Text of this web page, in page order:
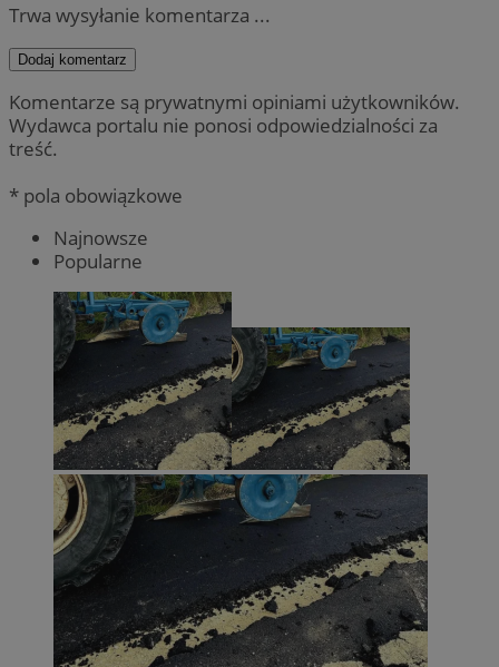
Trwa wysyłanie komentarza ...
Dodaj komentarz
Komentarze są prywatnymi opiniami użytkowników.
Wydawca portalu nie ponosi odpowiedzialności za
treść.
* pola obowiązkowe
Najnowsze
Popularne